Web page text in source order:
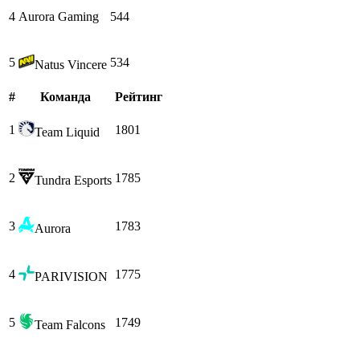
4 Aurora Gaming 544
5 Natus Vincere 534
# Команда Рейтинг
1 Team Liquid 1801
2 Tundra Esports 1785
3 Aurora 1783
4 PARIVISION 1775
5 Team Falcons 1749